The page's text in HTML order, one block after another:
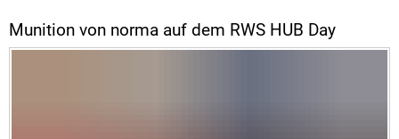
Munition von norma auf dem RWS HUB Day